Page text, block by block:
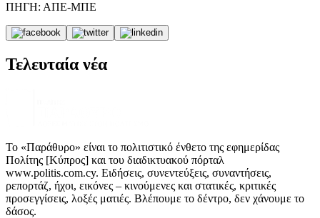
ΠΗΓΗ: ΑΠΕ-ΜΠΕ
Τελευταία νέα
Το «Παράθυρο» είναι το πολιτιστικό ένθετο της εφημερίδας
Πολίτης [Κύπρος] και του διαδικτυακού πόρταλ
www.politis.com.cy. Ειδήσεις, συνεντεύξεις, συναντήσεις,
ρεπορτάζ, ήχοι, εικόνες – κινούμενες και στατικές, κριτικές
προσεγγίσεις, λοξές ματιές. Βλέπουμε το δέντρο, δεν χάνουμε το
δάσος.